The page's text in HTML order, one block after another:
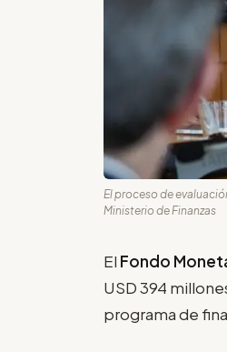
El proceso de
Ministerio de Finanzas
El Fondo
USD 394
programa de